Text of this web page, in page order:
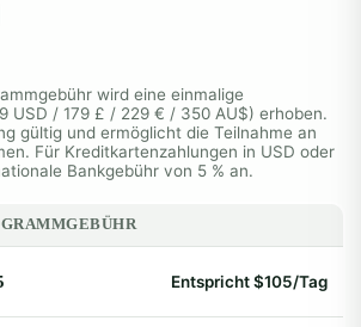
wird eine einmalige
USD / 179 £ / 229 € / 350 AU$) erhoben.
gültig und ermöglicht die Teilnahme an
Für Kreditkartenzahlungen in USD oder
Bankgebühr von 5 % an.
Entspricht $105/Tag